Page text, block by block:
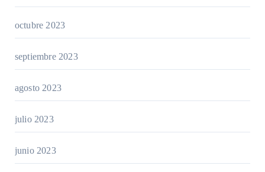
octubre 2023
septiembre 2023
agosto 2023
julio 2023
junio 2023